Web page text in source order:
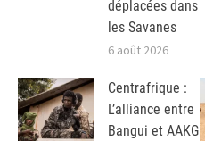
déplacées dans
les Savanes
6 août 2026
Centrafrique :
L’alliance entre
Bangui et AAKG